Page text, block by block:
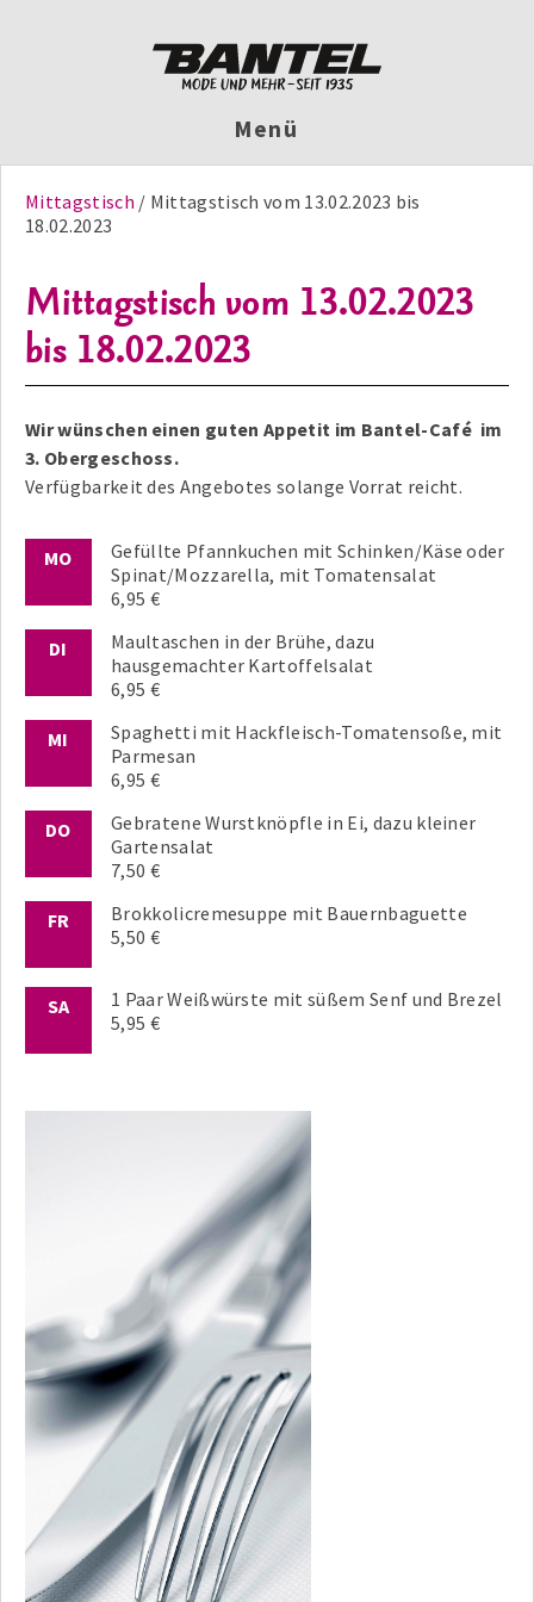
Menü
Mittagstisch
Mittagstisch vom 13.02.2023 bis
18.02.2023
Mittagstisch vom 13.02.2023
bis 18.02.2023
Wir wünschen einen guten Appetit im Bantel-Café im
3. Obergeschoss.
Verfügbarkeit des Angebotes solange Vorrat reicht.
MO
Gefüllte Pfannkuchen mit Schinken/Käse oder
Spinat/Mozzarella, mit Tomatensalat
6,95 €
DI
Maultaschen in der Brühe, dazu
hausgemachter Kartoffelsalat
6,95 €
MI
Spaghetti mit Hackfleisch-Tomatensoße, mit
Parmesan
6,95 €
DO
Gebratene Wurstknöpfle in Ei, dazu kleiner
Gartensalat
7,50 €
FR
Brokkolicremesuppe mit Bauernbaguette
5,50 €
SA
1 Paar Weißwürste mit süßem Senf und Brezel
5,95 €